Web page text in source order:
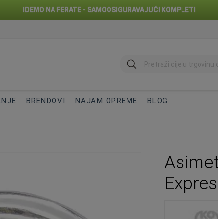
IDEMO NA FERATE - SAMOOSIGURAVAJUĆI KOMPLETI
traži
BRENDOVI NAJAM OPREME BLOG